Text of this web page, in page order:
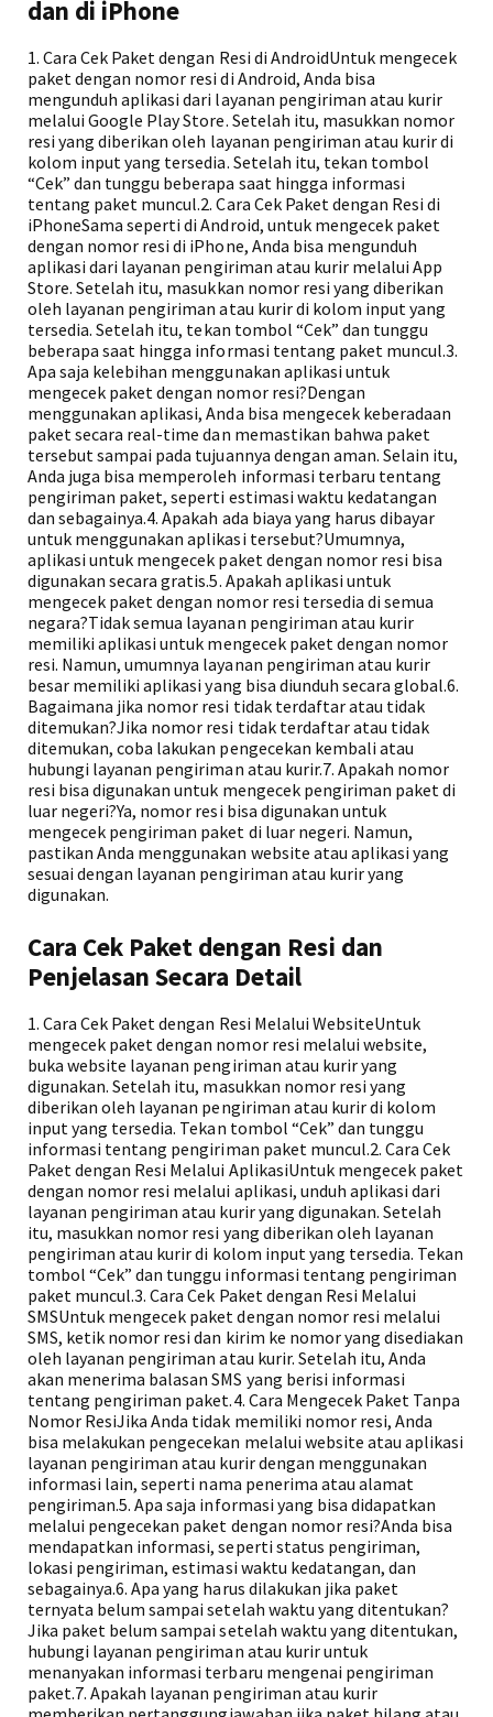
dan di iPhone
1. Cara Cek Paket dengan Resi di AndroidUntuk mengecek
paket dengan nomor resi di Android, Anda bisa
mengunduh aplikasi dari layanan pengiriman atau kurir
melalui Google Play Store. Setelah itu, masukkan nomor
resi yang diberikan oleh layanan pengiriman atau kurir di
kolom input yang tersedia. Setelah itu, tekan tombol
“Cek” dan tunggu beberapa saat hingga informasi
tentang paket muncul.2. Cara Cek Paket dengan Resi di
iPhoneSama seperti di Android, untuk mengecek paket
dengan nomor resi di iPhone, Anda bisa mengunduh
aplikasi dari layanan pengiriman atau kurir melalui App
Store. Setelah itu, masukkan nomor resi yang diberikan
oleh layanan pengiriman atau kurir di kolom input yang
tersedia. Setelah itu, tekan tombol “Cek” dan tunggu
beberapa saat hingga informasi tentang paket muncul.3.
Apa saja kelebihan menggunakan aplikasi untuk
mengecek paket dengan nomor resi?Dengan
menggunakan aplikasi, Anda bisa mengecek keberadaan
paket secara real-time dan memastikan bahwa paket
tersebut sampai pada tujuannya dengan aman. Selain itu,
Anda juga bisa memperoleh informasi terbaru tentang
pengiriman paket, seperti estimasi waktu kedatangan
dan sebagainya.4. Apakah ada biaya yang harus dibayar
untuk menggunakan aplikasi tersebut?Umumnya,
aplikasi untuk mengecek paket dengan nomor resi bisa
digunakan secara gratis.5. Apakah aplikasi untuk
mengecek paket dengan nomor resi tersedia di semua
negara?Tidak semua layanan pengiriman atau kurir
memiliki aplikasi untuk mengecek paket dengan nomor
resi. Namun, umumnya layanan pengiriman atau kurir
besar memiliki aplikasi yang bisa diunduh secara global.6.
Bagaimana jika nomor resi tidak terdaftar atau tidak
ditemukan?Jika nomor resi tidak terdaftar atau tidak
ditemukan, coba lakukan pengecekan kembali atau
hubungi layanan pengiriman atau kurir.7. Apakah nomor
resi bisa digunakan untuk mengecek pengiriman paket di
luar negeri?Ya, nomor resi bisa digunakan untuk
mengecek pengiriman paket di luar negeri. Namun,
pastikan Anda menggunakan website atau aplikasi yang
sesuai dengan layanan pengiriman atau kurir yang
digunakan.
Cara Cek Paket dengan Resi dan
Penjelasan Secara Detail
1. Cara Cek Paket dengan Resi Melalui WebsiteUntuk
mengecek paket dengan nomor resi melalui website,
buka website layanan pengiriman atau kurir yang
digunakan. Setelah itu, masukkan nomor resi yang
diberikan oleh layanan pengiriman atau kurir di kolom
input yang tersedia. Tekan tombol “Cek” dan tunggu
informasi tentang pengiriman paket muncul.2. Cara Cek
Paket dengan Resi Melalui AplikasiUntuk mengecek paket
dengan nomor resi melalui aplikasi, unduh aplikasi dari
layanan pengiriman atau kurir yang digunakan. Setelah
itu, masukkan nomor resi yang diberikan oleh layanan
pengiriman atau kurir di kolom input yang tersedia. Tekan
tombol “Cek” dan tunggu informasi tentang pengiriman
paket muncul.3. Cara Cek Paket dengan Resi Melalui
SMSUntuk mengecek paket dengan nomor resi melalui
SMS, ketik nomor resi dan kirim ke nomor yang disediakan
oleh layanan pengiriman atau kurir. Setelah itu, Anda
akan menerima balasan SMS yang berisi informasi
tentang pengiriman paket.4. Cara Mengecek Paket Tanpa
Nomor ResiJika Anda tidak memiliki nomor resi, Anda
bisa melakukan pengecekan melalui website atau aplikasi
layanan pengiriman atau kurir dengan menggunakan
informasi lain, seperti nama penerima atau alamat
pengiriman.5. Apa saja informasi yang bisa didapatkan
melalui pengecekan paket dengan nomor resi?Anda bisa
mendapatkan informasi, seperti status pengiriman,
lokasi pengiriman, estimasi waktu kedatangan, dan
sebagainya.6. Apa yang harus dilakukan jika paket
ternyata belum sampai setelah waktu yang ditentukan?
Jika paket belum sampai setelah waktu yang ditentukan,
hubungi layanan pengiriman atau kurir untuk
menanyakan informasi terbaru mengenai pengiriman
paket.7. Apakah layanan pengiriman atau kurir